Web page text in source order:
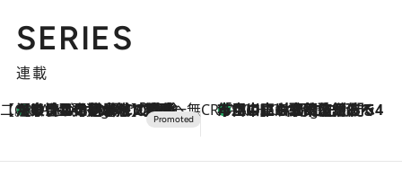
SERIES
連載
【CREA×星野リゾート】唯一無二。癒しと発見が待つ場所へ
8 Hours Ago
【トンボの足水浴】ヒノキの香りに包まれて涼感マックス！約13℃の湧水かけ流しを避暑地「星野温泉 トンボの湯」で体験 CREA'S CHOICE
10 Hours Ago
「立川にも歌舞伎があるんだよ」 片岡仁左衛門・市川中車ら豪華座組みで4年目の立川立飛歌舞伎へ